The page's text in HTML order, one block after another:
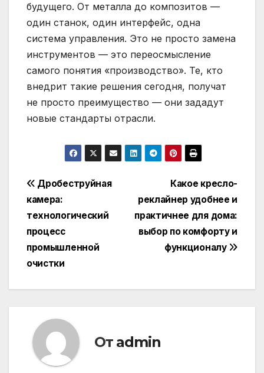
будущего. От металла до композитов —
один станок, один интерфейс, одна
система управления. Это не просто замена
инструментов — это переосмысление
самого понятия «производство». Те, кто
внедрит такие решения сегодня, получат
не просто преимущество — они зададут
новые стандарты отрасли.
Навигация
по
записям
Какое кресло-
реклайнер удобнее и
практичнее для дома:
выбор по комфорту и
функционалу
Дробеструйная
камера:
технологический
процесс
промышленной
очистки
От admin